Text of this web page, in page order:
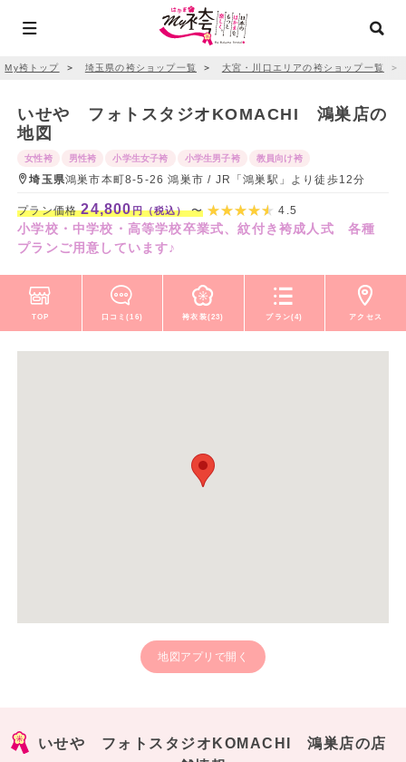
My袴トップ ＞ 埼玉県の袴ショップ一覧 ＞ 大宮・川口エリアの袴ショップ一覧 ＞
いせや フォトスタジオKOMACHI 鴻巣店の
地図
女性袴 男性袴 小学生女子袴 小学生男子袴 教員向け袴
埼玉県鴻巣市本町8-5-26 鴻巣市 / JR「鴻巣駅」より徒歩12分
プラン価格24,800円（税込）〜 4.5
小学校・中学校・高等学校卒業式、紋付き袴成人式 各種
プランご用意しています♪
TOP 口コミ(16) 袴衣装(23) プラン(4) アクセス
地図アプリで開く
いせや フォトスタジオKOMACHI 鴻巣店の店